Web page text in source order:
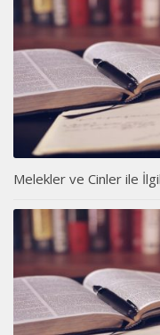
Melekler ve Cinler ile